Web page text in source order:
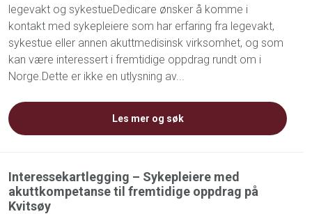
legevakt og sykestueDedicare ønsker å komme i
kontakt med sykepleiere som har erfaring fra legevakt,
sykestue eller annen akuttmedisinsk virksomhet, og som
kan være interessert i fremtidige oppdrag rundt om i
Norge.Dette er ikke en utlysning av...
Les mer og søk
Interessekartlegging – Sykepleiere med
akuttkompetanse til fremtidige oppdrag på
Kvitsøy